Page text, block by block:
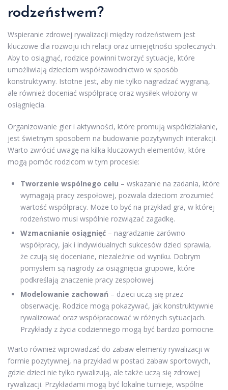
rodzeństwem?
Wspieranie zdrowej rywalizacji między rodzeństwem jest
kluczowe dla rozwoju ich relacji oraz umiejętności społecznych.
Aby to osiągnąć, rodzice powinni tworzyć sytuacje, które
umożliwiają dzieciom współzawodnictwo w sposób
konstruktywny. Istotne jest, aby nie tylko nagradzać wygraną,
ale również doceniać współpracę oraz wysiłek włożony w
osiągnięcia.
Organizowanie gier i aktywności, które promują współdziałanie,
jest świetnym sposobem na budowanie pozytywnych interakcji.
Warto zwrócić uwagę na kilka kluczowych elementów, które
mogą pomóc rodzicom w tym procesie:
Tworzenie wspólnego celu – wskazanie na zadania, które
wymagają pracy zespołowej, pozwala dzieciom zrozumieć
wartość współpracy. Może to być na przykład gra, w której
rodzeństwo musi wspólnie rozwiązać zagadkę.
Wzmacnianie osiągnięć – nagradzanie zarówno
współpracy, jak i indywidualnych sukcesów dzieci sprawia,
że czują się doceniane, niezależnie od wyniku. Dobrym
pomysłem są nagrody za osiągnięcia grupowe, które
podkreślają znaczenie pracy zespołowej.
Modelowanie zachowań – dzieci uczą się przez
obserwację. Rodzice mogą pokazywać, jak konstruktywnie
rywalizować oraz współpracować w różnych sytuacjach.
Przykłady z życia codziennego mogą być bardzo pomocne.
Warto również wprowadzać do zabaw elementy rywalizacji w
formie pozytywnej, na przykład w postaci zabaw sportowych,
gdzie dzieci nie tylko rywalizują, ale także uczą się zdrowej
rywalizacji. Przykładami mogą być lokalne turnieje, wspólne